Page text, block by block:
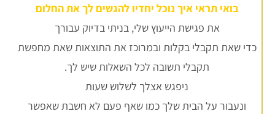
בואי תראי איך נוכל יחדיו להגשים לך את החלום
את פגישת הייעוץ שלי, בניתי בדיוק עבורך
כדי שאת תקבלי בקלות ובמרוכז את התוצאות שאת מחפשת
תקבלי תשובה לכל השאלות שיש לך.
ניפגש אצלך לשלוש שעות
ונעבור על הבית שלך כמו שאף פעם לא חשבת שאפשר